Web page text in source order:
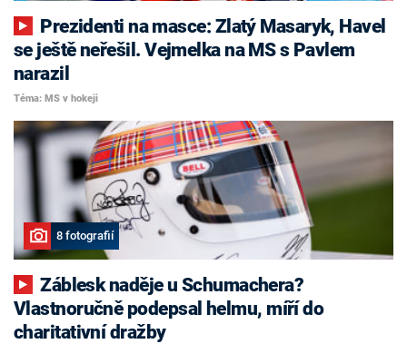
se ještě neřešil. Vejmelka na MS s Pavlem
narazil
Téma: MS v hokeji
8 fotografií
Záblesk naděje u Schumachera?
Vlastnoručně podepsal helmu, míří do
charitativní dražby